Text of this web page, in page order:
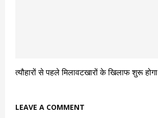
त्यौहारों से पहले मिलावटखारों के खिलाफ शुरू
LEAVE A COMMENT